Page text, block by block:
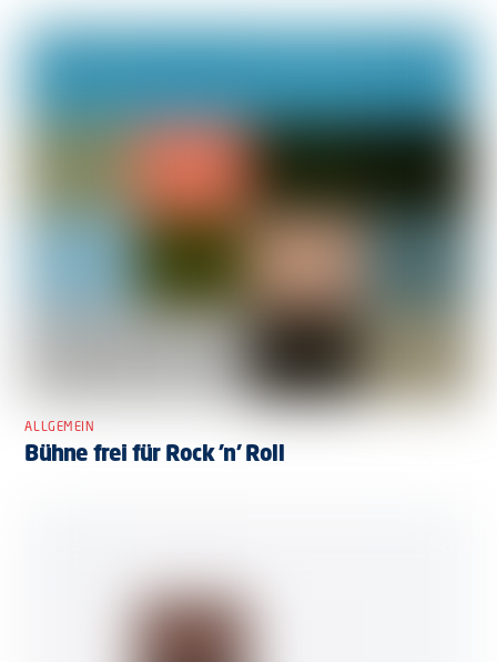
ALLGEMEIN
Bühne frei für Rock ’n’ Roll